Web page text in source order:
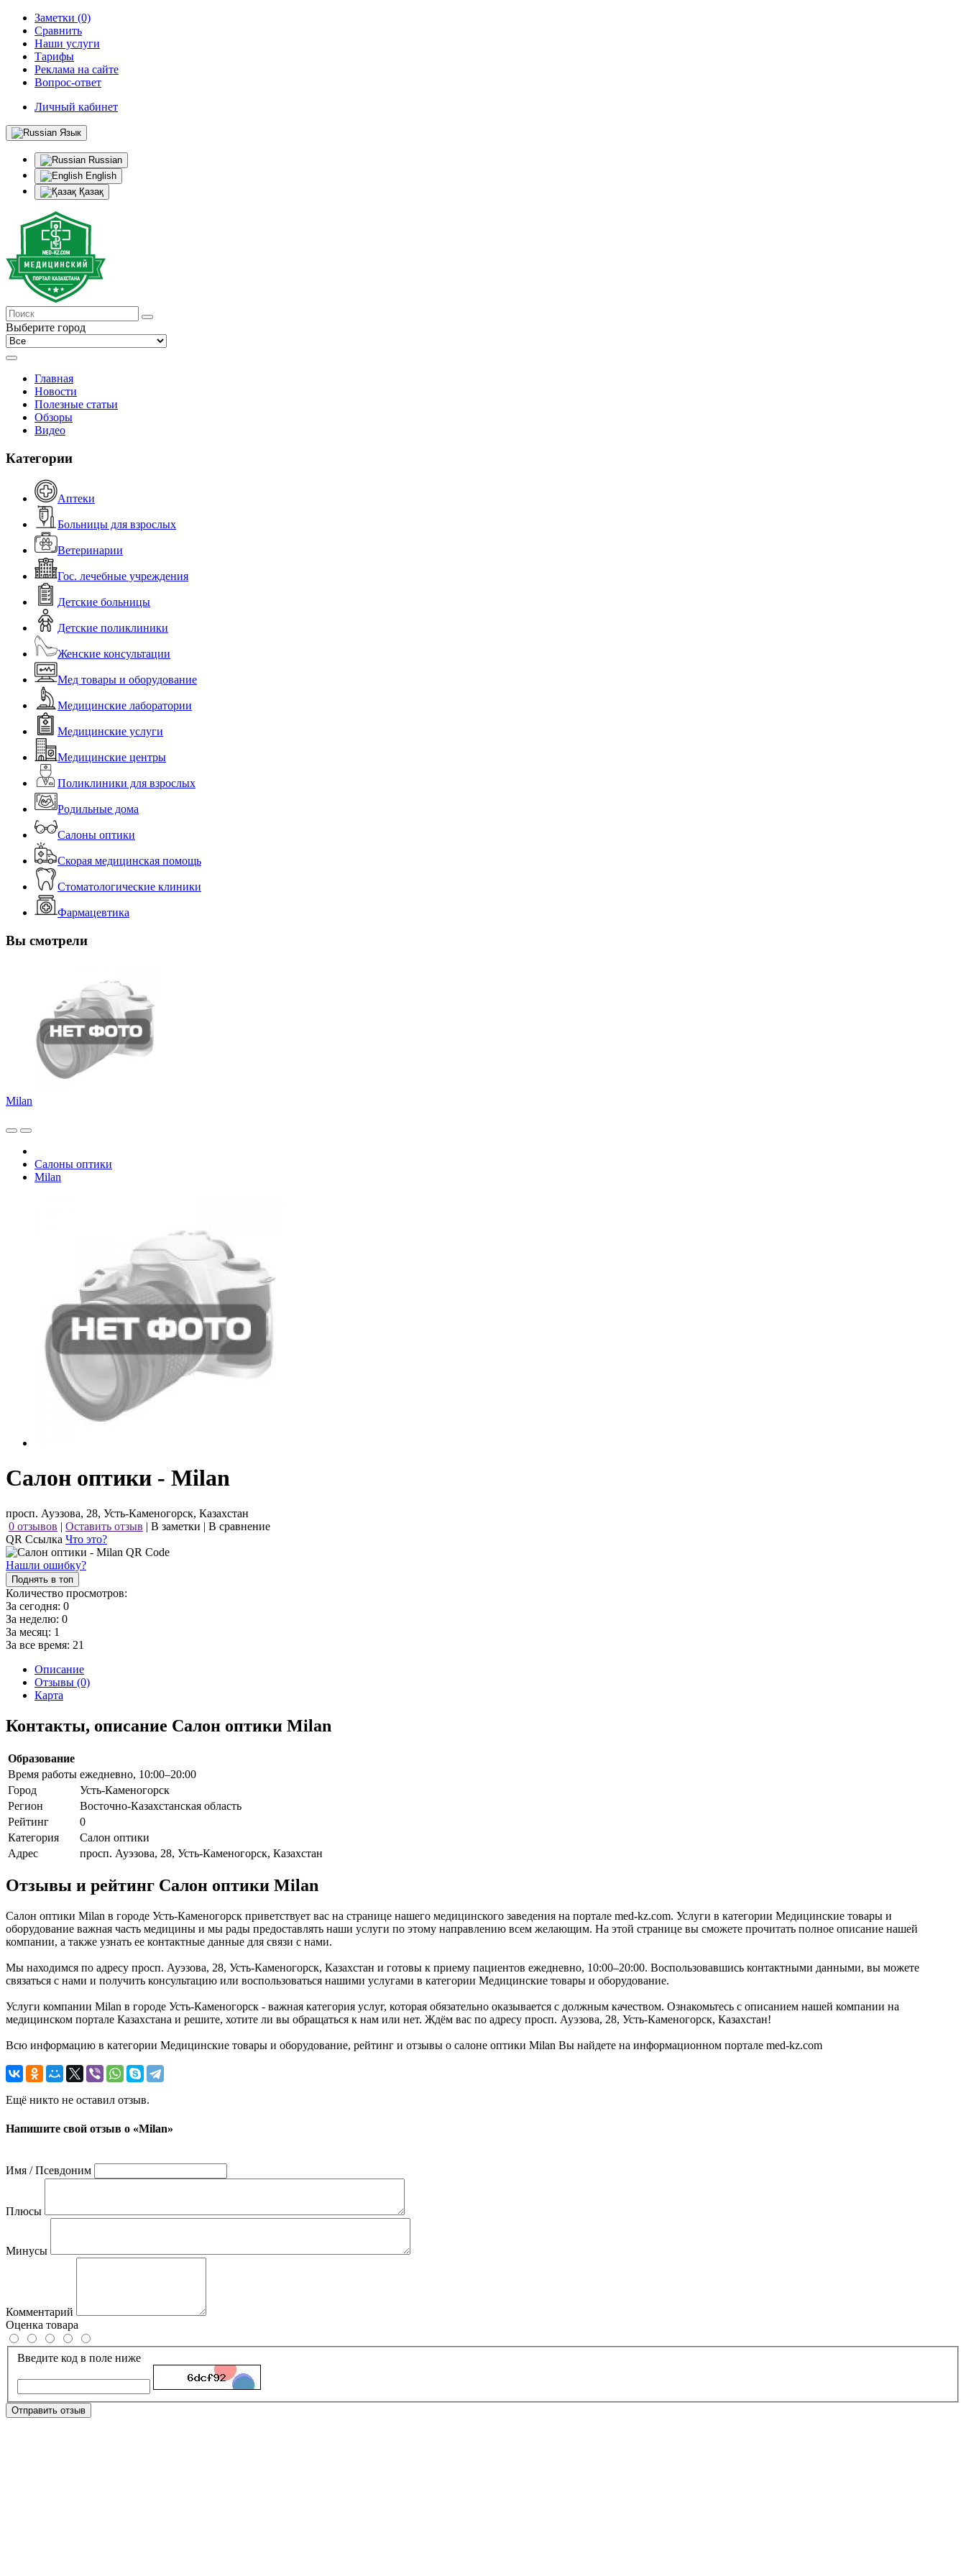
Заметки (0)
Сравнить
Наши услуги
Тарифы
Реклама на сайте
Вопрос-ответ
Личный кабинет
Язык
Russian
English
Қазақ
Выберите город
Главная
Новости
Полезные статьи
Обзоры
Видео
Категории
Аптеки
Больницы для взрослых
Ветеринарии
Гос. лечебные учреждения
Детские больницы
Детские поликлиники
Женские консультации
Мед товары и оборудование
Медицинские лаборатории
Медицинские услуги
Медицинские центры
Поликлиники для взрослых
Родильные дома
Салоны оптики
Скорая медицинская помощь
Стоматологические клиники
Фармацевтика
Вы смотрели
Milan
Салоны оптики
Milan
Салон оптики - Milan
просп. Ауэзова, 28, Усть-Каменогорск, Казахстан
0 отзывов | Оставить отзыв | В заметки | В сравнение
QR Ссылка Что это?
Нашли ошибку?
Поднять в топ
Количество просмотров:
За сегодня: 0
За неделю: 0
За месяц: 1
За все время: 21
Описание
Отзывы (0)
Карта
Контакты, описание Салон оптики Milan
Образование
Время работы ежедневно, 10:00–20:00
Город
Усть-Каменогорск
Регион
Восточно-Казахстанская область
Рейтинг
0
Категория
Салон оптики
Адрес
просп. Ауэзова, 28, Усть-Каменогорск, Казахстан
Отзывы и рейтинг Салон оптики Milan
Салон оптики Milan в городе Усть-Каменогорск приветствует вас на странице нашего медицинского заведения на портале med-kz.com. Услуги в категории Медицинские товары и
оборудование важная часть медицины и мы рады предоставлять наши услуги по этому направлению всем желающим. На этой странице вы сможете прочитать полное описание нашей
компании, а также узнать ее контактные данные для связи с нами.
Мы находимся по адресу просп. Ауэзова, 28, Усть-Каменогорск, Казахстан и готовы к приему пациентов ежедневно, 10:00–20:00. Воспользовавшись контактными данными, вы можете
связаться с нами и получить консультацию или воспользоваться нашими услугами в категории Медицинские товары и оборудование.
Услуги компании Milan в городе Усть-Каменогорск - важная категория услуг, которая обязательно оказывается с должным качеством. Ознакомьтесь с описанием нашей компании на
медицинском портале Казахстана и решите, хотите ли вы обращаться к нам или нет. Ждём вас по адресу просп. Ауэзова, 28, Усть-Каменогорск, Казахстан!
Всю информацию в категории Медицинские товары и оборудование, рейтинг и отзывы о салоне оптики Milan Вы найдете на информационном портале med-kz.com
Ещё никто не оставил отзыв.
Напишите свой отзыв о «Milan»
Имя / Псевдоним
Плюсы
Минусы
Комментарий
Оценка товара
Введите код в поле ниже
Отправить отзыв